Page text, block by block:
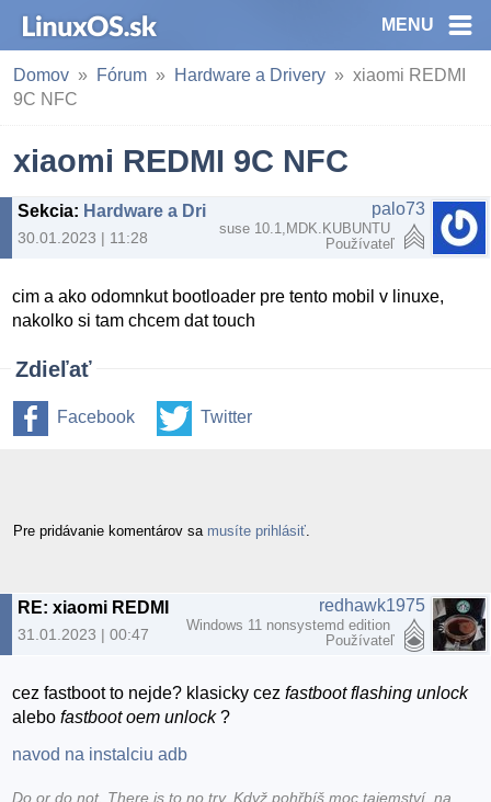
MENU
Domov Fórum Hardware a Drivery
xiaomi REDMI
9C NFC
xiaomi REDMI 9C NFC
Sekcia: Hardware a Drivery
30.01.2023 | 11:28
palo73
suse 10.1,MDK.KUBUNTU
Používateľ
cim a ako odomnkut bootloader pre tento mobil v linuxe,
nakolko si tam chcem dat touch
Zdieľať
Facebook Twitter
Pre pridávanie komentárov sa musíte prihlásiť
RE: xiaomi REDMI 9C NFC
31.01.2023 | 00:47
redhawk1975
Windows 11 nonsystemd edition
Používateľ
cez fastboot to nejde? klasicky cez fastboot flashing unlock
alebo fastboot oem unlock?
navod na instalciu adb
Do or do not. There is to no try.​ Když pohřbíš moc tajemství, na